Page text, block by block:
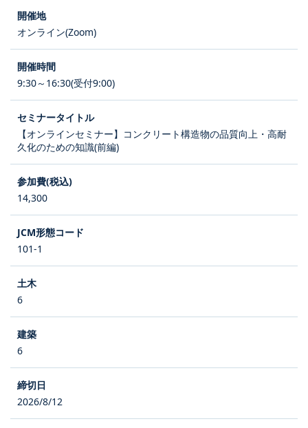
オンライン(Zoom)
9:30～16:30(受付9:00)
【オンラインセミナー】コンクリート構造物の品質向上・高耐
久化のための知識(前編)
14,300
101-1
6
6
2026/8/12